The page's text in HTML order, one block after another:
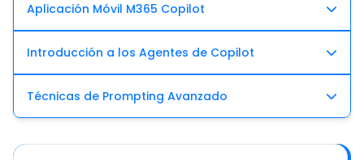
Aplicación Móvil M365 Copilot
Introducción a los Agentes de Copilot
Técnicas de Prompting Avanzado